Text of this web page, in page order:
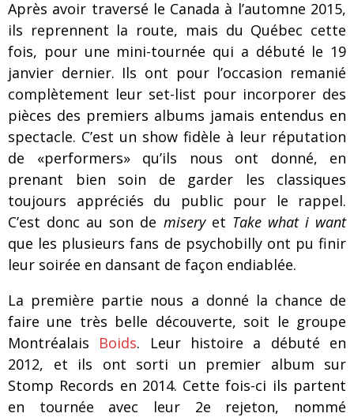
Muse au Centre Vidéotron de Québec
Après avoir traversé le Canada à l’automne 2015,
ils reprennent la route, mais du Québec cette
fois, pour une mini-tournée qui a débuté le 19
janvier dernier. Ils ont pour l’occasion remanié
complètement leur set-list pour incorporer des
pièces des premiers albums jamais entendus en
spectacle. C’est un show fidèle à leur réputation
de «performers» qu’ils nous ont donné, en
prenant bien soin de garder les classiques
toujours appréciés du public pour le rappel.
C’est donc au son de misery et Take what i want
que les plusieurs fans de psychobilly ont pu finir
leur soirée en dansant de façon endiablée.
La première partie nous a donné la chance de
faire une très belle découverte, soit le groupe
Montréalais Boids. Leur histoire a débuté en
2012, et ils ont sorti un premier album sur
Stomp Records en 2014. Cette fois-ci ils partent
en tournée avec leur 2e rejeton, nommé